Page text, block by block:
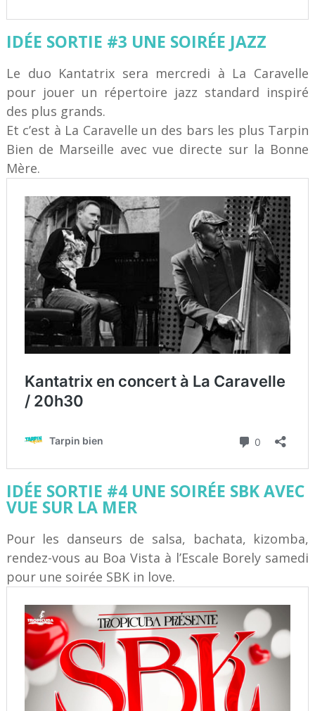
IDÉE SORTIE #3 UNE SOIRÉE JAZZ
Le duo Kantatrix sera mercredi à La Caravelle
pour jouer un répertoire jazz standard inspiré
des plus grands.
Et c’est à La Caravelle un des bars les plus Tarpin
Bien de Marseille avec vue directe sur la Bonne
Mère.
IDÉE SORTIE #4 UNE SOIRÉE SBK AVEC
VUE SUR LA MER
Pour les danseurs de salsa, bachata, kizomba,
rendez-vous au Boa Vista à l’Escale Borely samedi
pour une soirée SBK in love.